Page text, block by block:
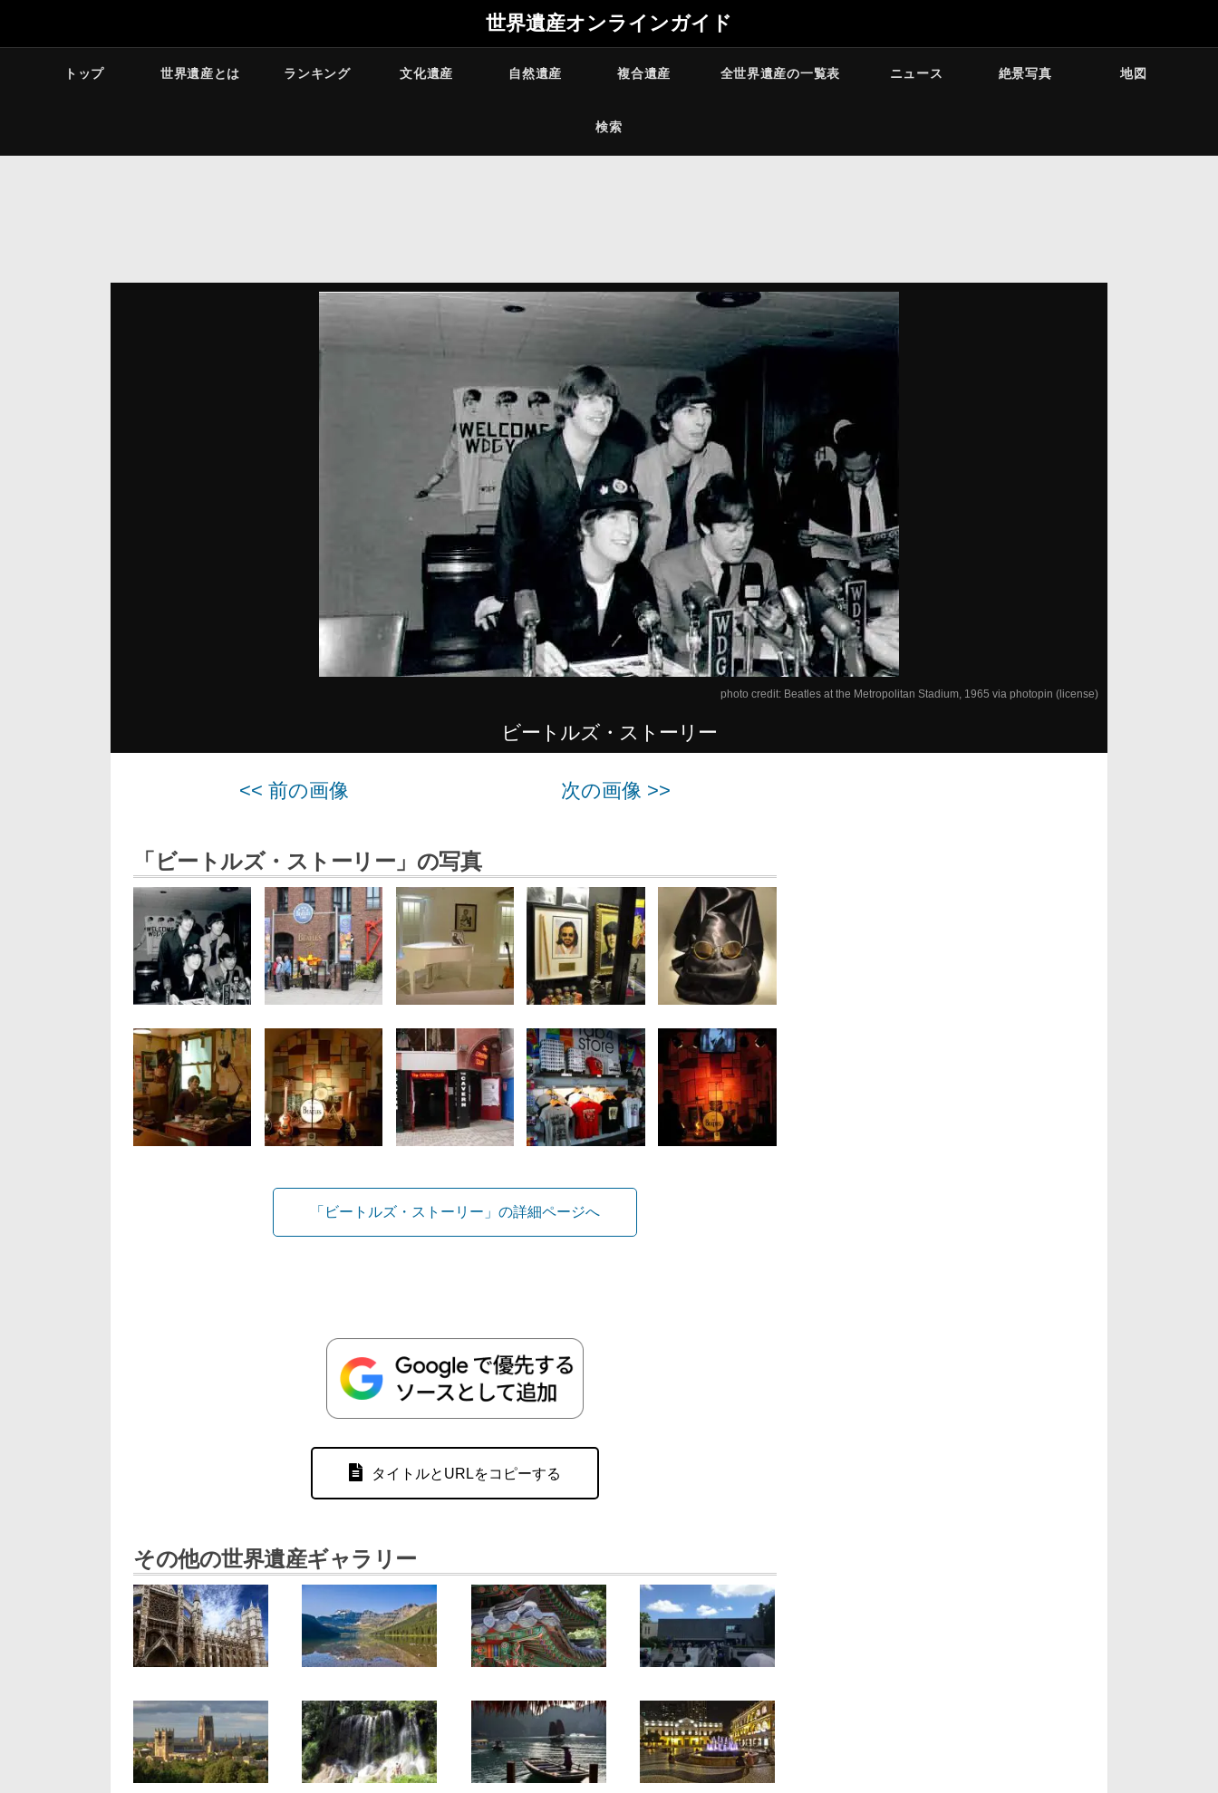
世界遺産オンラインガイド
トップ 世界遺産とは ランキング 文化遺産 自然遺産 複合遺産 全世界遺産の一覧表 ニュース 絶景写真 地図
検索
photo credit: Beatles at the Metropolitan Stadium, 1965 via photopin (license)
ビートルズ・ストーリー
<< 前の画像 次の画像 >>
「ビートルズ・ストーリー」の写真
「ビートルズ・ストーリー」の詳細ページへ
タイトルとURLをコピーする
その他の世界遺産ギャラリー